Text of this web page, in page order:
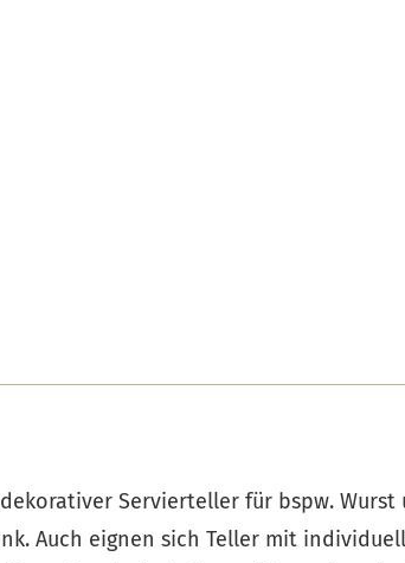
Servierteller für bspw. Wurst
Auch eignen sich Teller mit